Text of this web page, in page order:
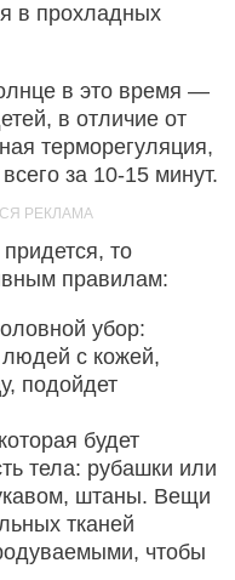
в прохладных
в это время —
в отличие от
терморегуляция,
за 10-15 минут.
то
правилам:
убор:
людей с кожей,
подойдет
будет
тела: рубашки или
штаны. Вещи
тканей
чтобы